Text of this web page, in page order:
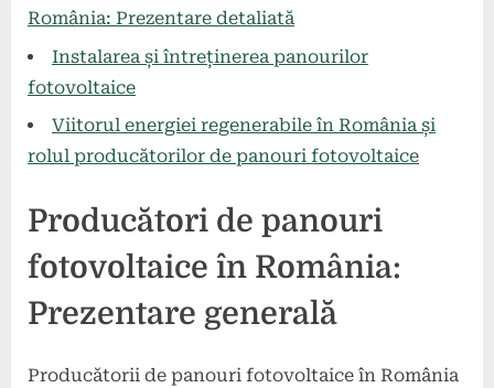
România: Prezentare detaliată
Instalarea și întreținerea panourilor
fotovoltaice
Viitorul energiei regenerabile în România și
rolul producătorilor de panouri fotovoltaice
Producători de panouri
fotovoltaice în România:
Prezentare generală
Producătorii de panouri fotovoltaice în România